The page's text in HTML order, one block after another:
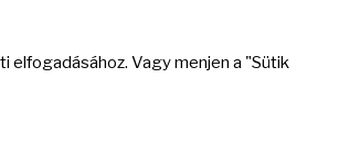
elfogadásához. Vagy menjen a "Sütik